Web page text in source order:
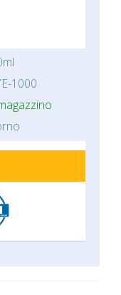
1000